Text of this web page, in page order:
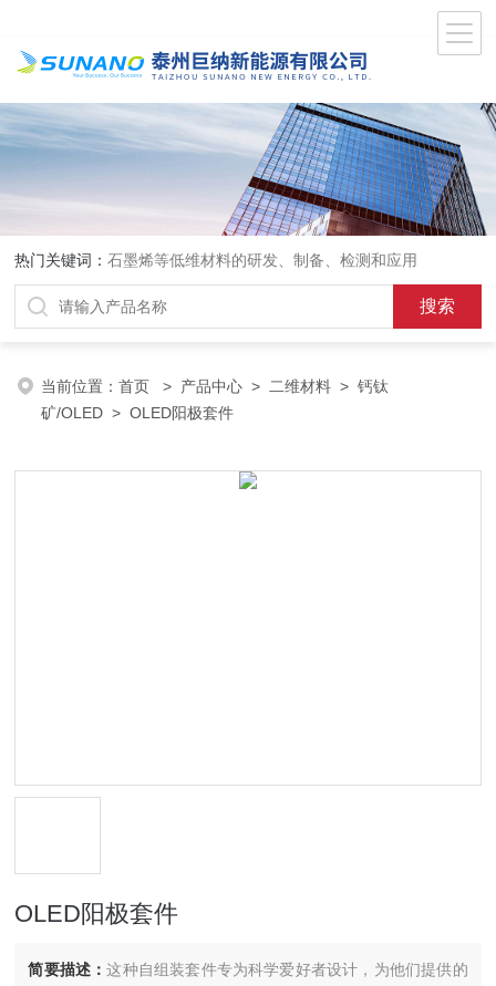
热门关键词：石墨烯等低维材料的研发、制备、检测和应用
当前位置：首页 > 产品中心 > 二维材料 >钙钛
矿/OLED > OLED阳极套件
OLED阳极套件
简要描述：这种自组装套件专为科学爱好者设计，为他们提供的